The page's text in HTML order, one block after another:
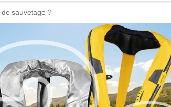
sauvetage ?